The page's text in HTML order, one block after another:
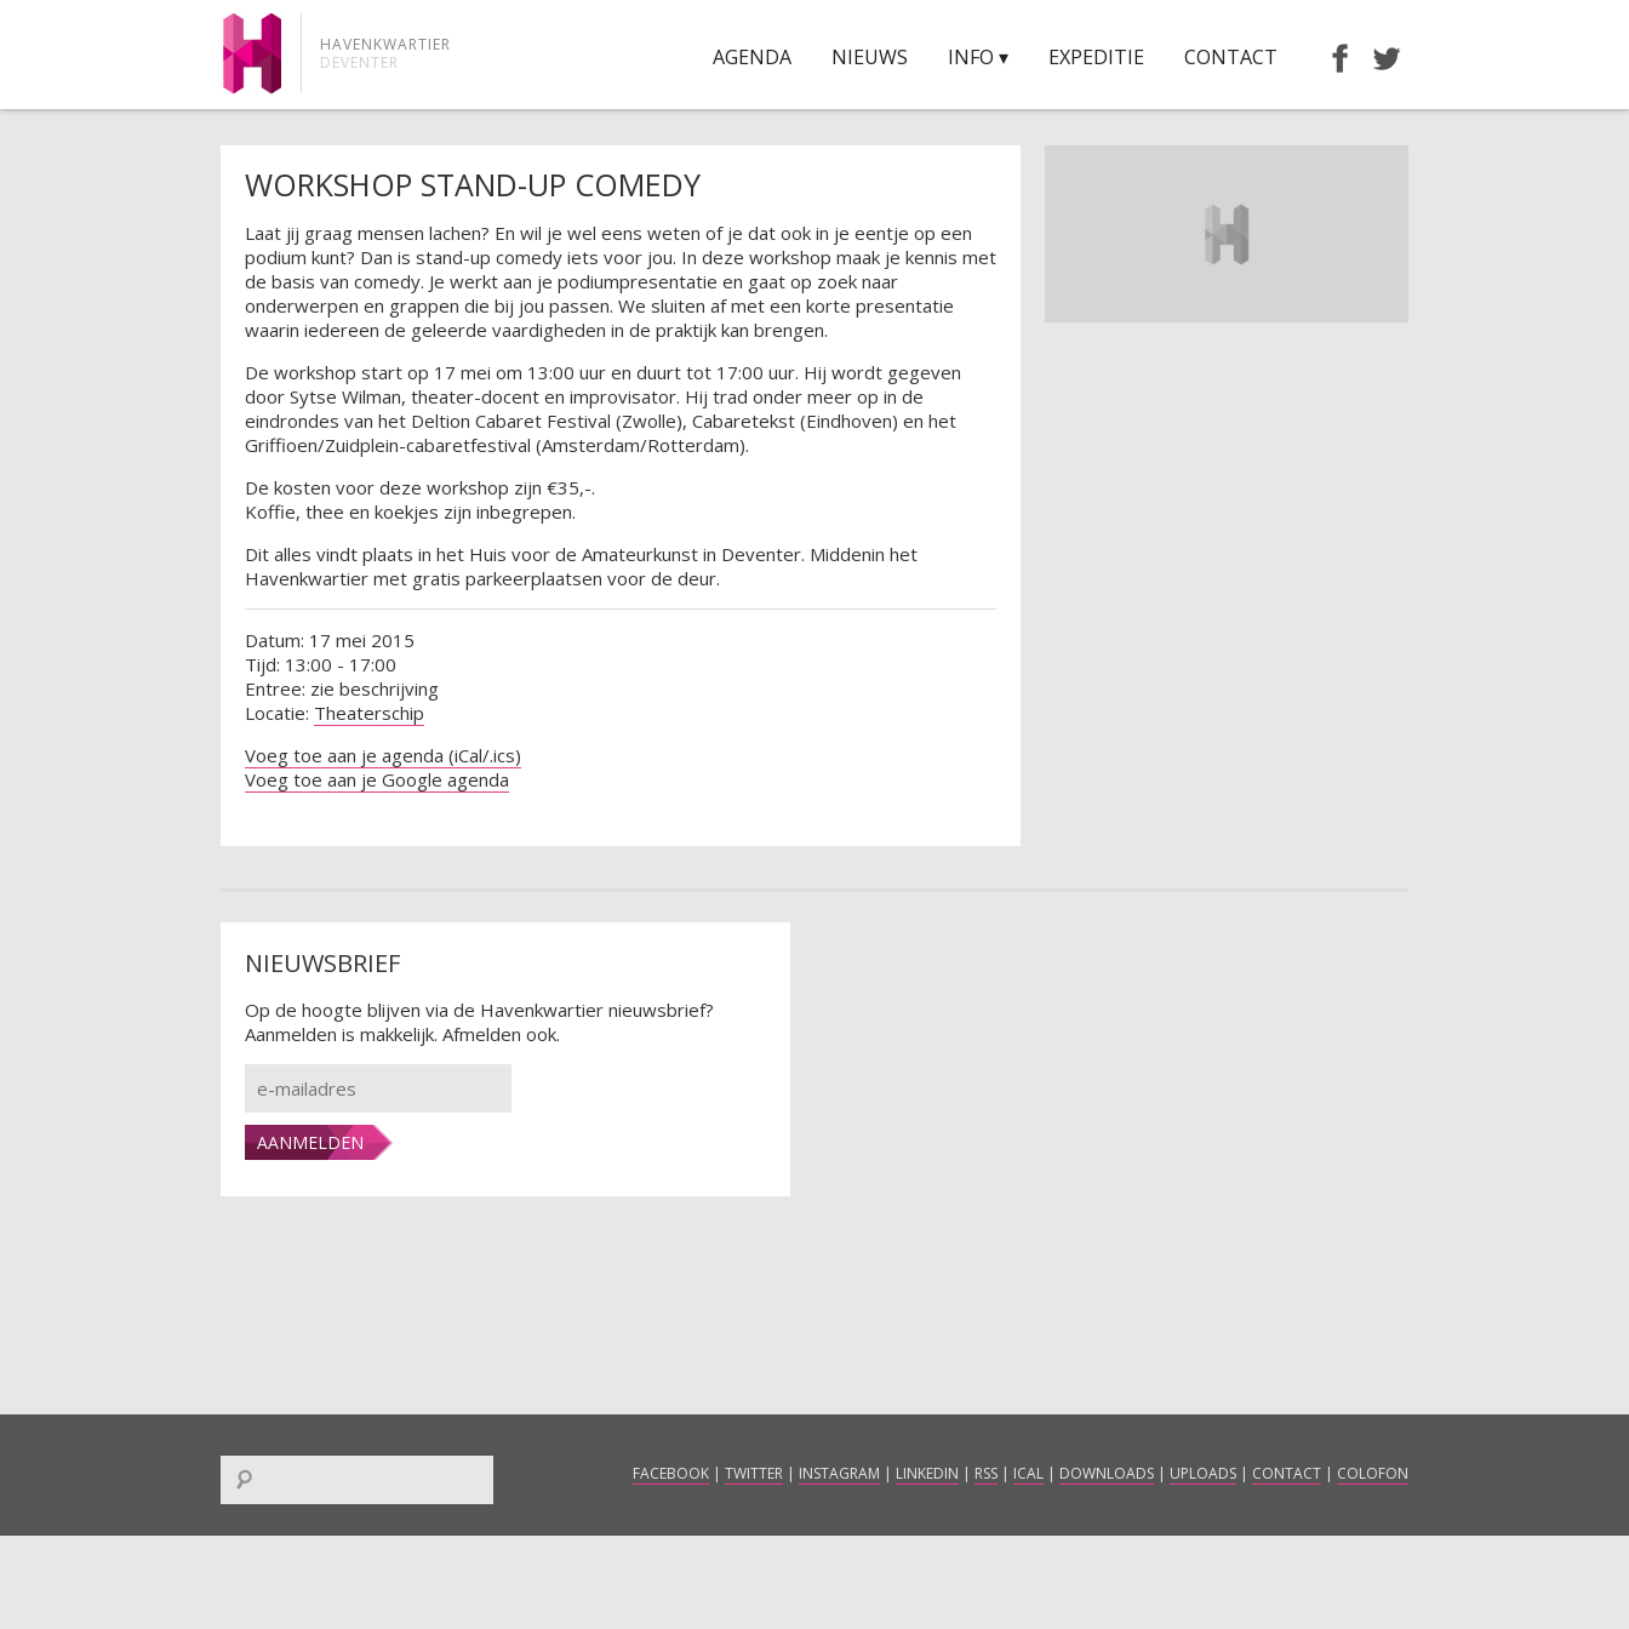
HAVENKWARTIER
DEVENTER
AGENDA NIEUWS INFO ▾ EXPEDITIE CONTACT
WORKSHOP STAND-UP COMEDY
Laat jij graag mensen lachen? En wil je wel eens weten of je dat ook in je eentje op een
podium kunt? Dan is stand-up comedy iets voor jou. In deze workshop maak je kennis met
de basis van comedy. Je werkt aan je podiumpresentatie en gaat op zoek naar
onderwerpen en grappen die bij jou passen. We sluiten af met een korte presentatie
waarin iedereen de geleerde vaardigheden in de praktijk kan brengen.
De workshop start op 17 mei om 13:00 uur en duurt tot 17:00 uur. Hij wordt gegeven
door Sytse Wilman, theater-docent en improvisator. Hij trad onder meer op in de
eindrondes van het Deltion Cabaret Festival (Zwolle), Cabaretekst (Eindhoven) en het
Griffioen/Zuidplein-cabaretfestival (Amsterdam/Rotterdam).
De kosten voor deze workshop zijn €35,-.
Koffie, thee en koekjes zijn inbegrepen.
Dit alles vindt plaats in het Huis voor de Amateurkunst in Deventer. Middenin het
Havenkwartier met gratis parkeerplaatsen voor de deur.
Datum: 17 mei 2015
Tijd: 13:00 - 17:00
Entree: zie beschrijving
Locatie: Theaterschip
Voeg toe aan je agenda (iCal/.ics)
Voeg toe aan je Google agenda
NIEUWSBRIEF
Op de hoogte blijven via de Havenkwartier nieuwsbrief?
Aanmelden is makkelijk. Afmelden ook.
FACEBOOK | TWITTER | INSTAGRAM | LINKEDIN | RSS | ICAL | DOWNLOADS | UPLOADS | CONTACT | COLOFON